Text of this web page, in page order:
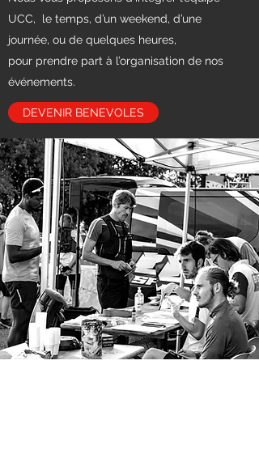
UCC, le temps, d’un weekend, d’une
journée, ou de quelques heures,
pour prendre part à l’organisation de nos
événements.
DEVENIR BENEVOLES